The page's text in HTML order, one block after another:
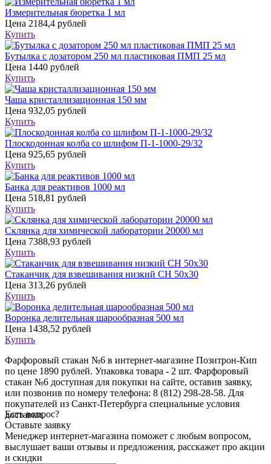
Измерительная бюретка 1 мл
Цена 2184,4 рублей
Купить
Бутылка с дозатором 250 мл пластиковая ПМП 25 мл
Цена 1440 рублей
Купить
Чаша кристаллизационная 150 мм
Цена 932,05 рублей
Купить
Плоскодонная колба со шлифом П-1-1000-29/32
Цена 925,65 рублей
Купить
Банка для реактивов 1000 мл
Цена 518,81 рублей
Купить
Склянка для химической лаборатории 20000 мл
Цена 7388,93 рублей
Купить
Стаканчик для взвешивания низкий СН 50х30
Цена 313,26 рублей
Купить
Воронка делительная шарообразная 500 мл
Цена 1438,52 рублей
Купить
Фарфоровый стакан №6 в интернет-магазине Позитрон-Кип
по цене 1890 рублей. Упаковка товара - 2 шт. Фарфоровый
стакан №6 доступная для покупки на сайте, оставив заявку,
или позвонив по номеру телефона: 8 (812) 298-28-58. Для
покупателей из Санкт-Петербурга специальные условия
доставки.
Есть вопрос?
Оставьте заявку
Менеджер интернет-магазина поможет с любым вопросом,
выслушает ваши отзывы и предложения, расскажет про акции
и скидки